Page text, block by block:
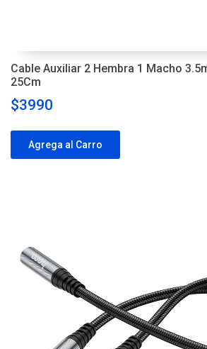
Cable Auxiliar 2 Hembra 1 Macho
25Cm
$3990
Agrega al Carro